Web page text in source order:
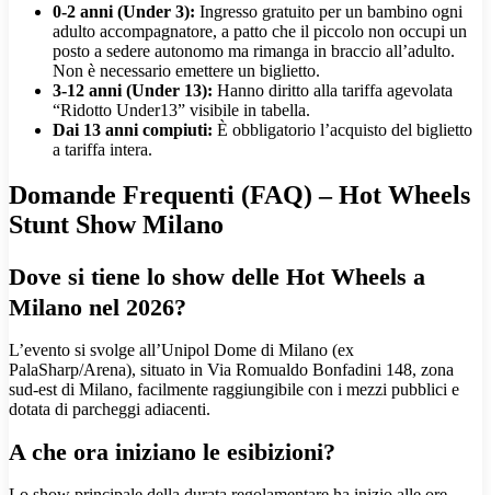
0-2 anni (Under 3): Ingresso gratuito per un bambino ogni
adulto accompagnatore, a patto che il piccolo non occupi un
posto a sedere autonomo ma rimanga in braccio all’adulto.
Non è necessario emettere un biglietto.
3-12 anni (Under 13): Hanno diritto alla tariffa agevolata
“Ridotto Under13” visibile in tabella.
Dai 13 anni compiuti: È obbligatorio l’acquisto del biglietto
a tariffa intera.
Domande Frequenti (FAQ) – Hot Wheels
Stunt Show Milano
Dove si tiene lo show delle Hot Wheels a
Milano nel 2026?
L’evento si svolge all’Unipol Dome di Milano (ex
PalaSharp/Arena), situato in Via Romualdo Bonfadini 148, zona
sud-est di Milano, facilmente raggiungibile con i mezzi pubblici e
dotata di parcheggi adiacenti.
A che ora iniziano le esibizioni?